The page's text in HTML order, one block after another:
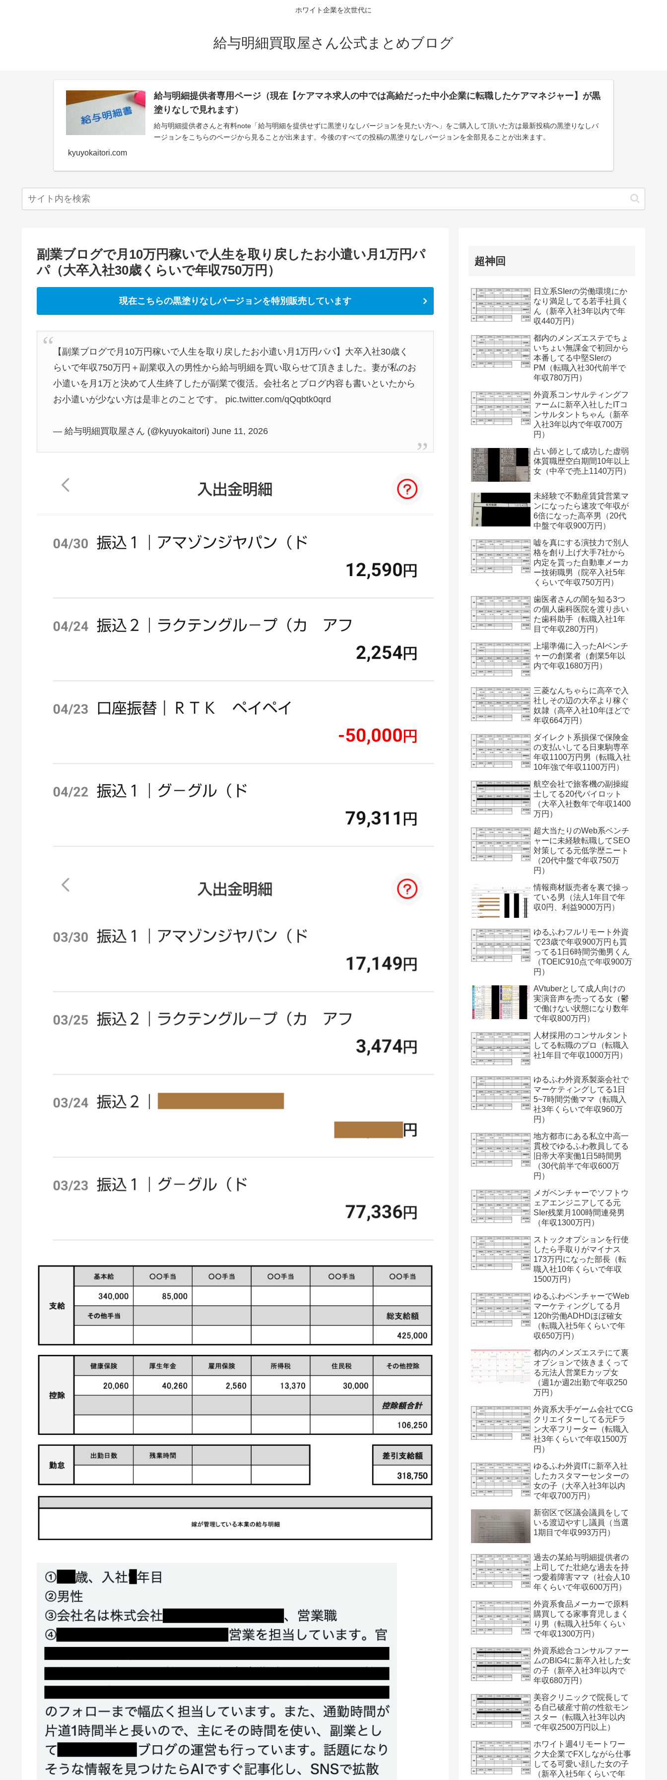
ホワイト企業を次世代に
給与明細買取屋さん公式まとめブログ
給与明細提供者専用ページ（現在【ケアマネ求人の中では高給だった中小企業に転職したケアマネジャー】が黒
塗りなしで見れます）
給与明細提供者さんと有料note「給与明細を提供せずに黒塗りなしバージョンを見たい方へ」をご購入して頂いた方は最新投稿の黒塗りなしバ
ージョンをこちらのページから見ることが出来ます。今後のすべての投稿の黒塗りなしバージョンを全部見ることが出来ます。
kyuyokaitori.com
副業ブログで月10万円稼いで人生を取り戻したお小遣い月1万円パ
パ（大卒入社30歳くらいで年収750万円）
現在こちらの黒塗りなしバージョンを特別販売しています
【副業ブログで月10万円稼いで人生を取り戻したお小遣い月1万円パパ】大卒入社30歳く
らいで年収750万円＋副業収入の男性から給与明細を買い取らせて頂きました。妻が私のお
小遣いを月1万と決めて人生終了したが副業で復活。会社名とブログ内容も書いといたから
お小遣いが少ない方は是非とのことです。 pic.twitter.com/qQqbtk0qrd
— 給与明細買取屋さん (@kyuyokaitori)June 11, 2026
超神回
日立系SIerの労働環境にか
なり満足してる若手社員く
ん（新卒入社3年以内で年
収440万円）
都内のメンズエステでちょ
いちょい無課金で初回から
本番してる中堅SIerの
PM（転職入社30代前半で
年収780万円）
外資系コンサルティングフ
ァームに新卒入社したITコ
ンサルタントちゃん（新卒
入社3年以内で年収700万
円）
占い師として成功した虚弱
体質職歴空白期間10年以上
女（中卒で売上1140万円）
未経験で不動産賃貸営業マ
ンになったら速攻で年収が
6倍になった高卒男（20代
中盤で年収900万円）
嘘を真にする演技力で別人
格を創り上げ大手7社から
内定を貰った自動車メーカ
ー技術職男（院卒入社5年
くらいで年収750万円）
歯医者さんの闇を知る3つ
の個人歯科医院を渡り歩い
た歯科助手（転職入社1年
目で年収280万円）
上場準備に入ったAIベンチ
ャーの創業者（創業5年以
内で年収1680万円）
三菱なんちゃらに高卒で入
社しその辺の大卒より稼ぐ
奴隷（高卒入社10年ほどで
年収664万円）
ダイレクト系損保で保険金
の支払いしてる日東駒専卒
年収1100万円男（転職入社
10年強で年収1100万円）
航空会社で旅客機の副操縦
士してる20代パイロット
（大卒入社数年で年収1400
万円）
超大当たりのWeb系ベンチ
ャーに未経験転職してSEO
対策してる元低学歴ニート
（20代中盤で年収750万
円）
情報商材販売者を裏で操っ
ている男（法人1年目で年
収0円、利益9000万円）
ゆるふわフルリモート外資
で23歳で年収900万円も貰
ってる1日6時間労働男くん
（TOEIC910点で年収900万
円）
AVtuberとして成人向けの
実演音声を売ってる女（鬱
で働けない状態になり数年
で年収800万円）
人材採用のコンサルタント
してる転職のプロ（転職入
社1年目で年収1000万円）
ゆるふわ外資系製薬会社で
マーケティングしてる1日
5~7時間労働ママ（転職入
社3年くらいで年収960万
円）
地方都市にある私立中高一
貫校でゆるふわ教員してる
旧帝大卒実働1日5時間男
（30代前半で年収600万
円）
メガベンチャーでソフトウ
ェアエンジニアしてる元
SIer残業月100時間連発男
（年収1300万円）
ストックオプションを行使
したら手取りがマイナス
173万円になった部長（転
職入社10年くらいで年収
1500万円）
ゆるふわベンチャーでWeb
マーケティングしてる月
120h労働ADHDほぼ確女
（転職入社5年くらいで年
収650万円）
都内のメンズエステにて裏
オプションで抜きまくって
る元法人営業Eカップ女
（週1か週2出勤で年収250
万円）
外資系大手ゲーム会社でCG
クリエイターしてる元Fラ
ン大卒フリーター（転職入
社3年くらいで年収1500万
円）
ゆるふわ外資ITに新卒入社
したカスタマーセンターの
女の子（大卒入社3年以内
で年収700万円）
新宿区で区議会議員をして
いる渡辺やすし議員（当選
1期目で年収993万円）
過去の某給与明細提供者の
上司してた壮絶な過去を持
つ愛着障害ママ（社会人10
年くらいで年収600万円）
外資系食品メーカーで原料
購買してる家事育児しまく
り男（転職入社5年くらい
で年収1300万円）
外資系総合コンサルファー
ムのBIG4に新卒入社した女
の子（新卒入社3年以内で
年収680万円）
美容クリニックで院長して
る自己破産寸前の性欲モン
スター（転職入社3年以内
で年収2500万円以上）
ホワイト週4リモートワー
ク大企業でFXしながら仕事
してる可愛い顔した女の子
（新卒入社5年くらいで年